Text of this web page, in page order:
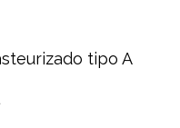
tipo A